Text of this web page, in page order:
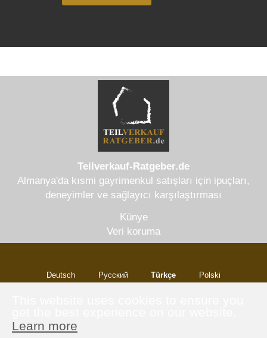
Learn more
Teilverkauf-Ratgeber.de
Almanya'da kısmi gayrimenkul satışları için ipuçları,
deneyimler ve sağlayıcı karşılaştırması
Künye
Veri koruma
Deutsch Русский Türkçe
Polski